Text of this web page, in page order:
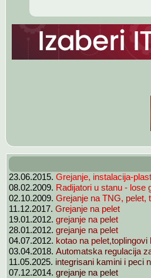
23.06.2015. Grejanje, instalacija-
08.02.2009. Radijatori u stanu - lose
02.10.2009. Grejanje na TNG, pelet,
11.12.2017. Grejanje na pelet
19.01.2012. grejanje na pelet
28.01.2012. grejanje na pelet
04.07.2012. kotao na pelet,toplingovi
03.04.2018. Automatska regulacija
11.05.2025. integrisani kamini i peci
07.12.2014. grejanje na pelet